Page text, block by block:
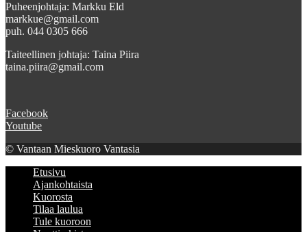
Puheenjohtaja: Markku Eld
markkue@gmail.com
puh. 044 0305 666
Taiteellinen johtaja: Taina Piira
taina.piira@gmail.com
Facebook
Youtube
© Vantaan Mieskuoro Vantasia
Etusivu
Ajankohtaista
Kuorosta
Tilaa laulua
Tule kuoroon